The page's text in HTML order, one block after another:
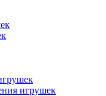
игрушек